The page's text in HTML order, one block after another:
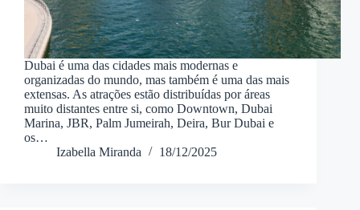
Dubai é uma das cidades mais modernas e
organizadas do mundo, mas também é uma das mais
extensas. As atrações estão distribuídas por áreas
muito distantes entre si, como Downtown, Dubai
Marina, JBR, Palm Jumeirah, Deira, Bur Dubai e
os…
Izabella Miranda
18/12/2025